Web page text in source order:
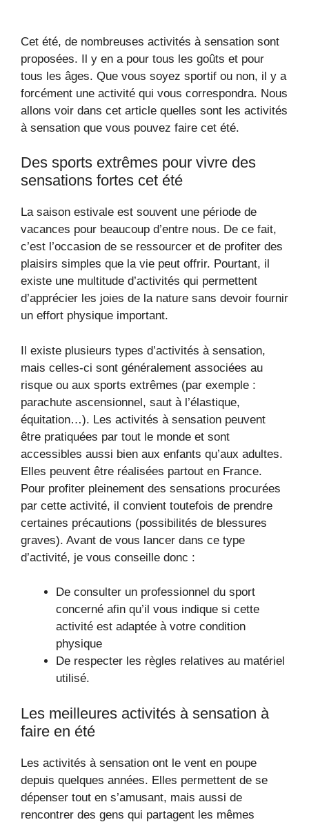
Cet été, de nombreuses activités à sensation sont
proposées. Il y en a pour tous les goûts et pour
tous les âges. Que vous soyez sportif ou non, il y a
forcément une activité qui vous correspondra. Nous
allons voir dans cet article quelles sont les activités
à sensation que vous pouvez faire cet été.
Des sports extrêmes pour vivre des
sensations fortes cet été
La saison estivale est souvent une période de
vacances pour beaucoup d’entre nous. De ce fait,
c’est l’occasion de se ressourcer et de profiter des
plaisirs simples que la vie peut offrir. Pourtant, il
existe une multitude d’activités qui permettent
d’apprécier les joies de la nature sans devoir fournir
un effort physique important.
Il existe plusieurs types d’activités à sensation,
mais celles-ci sont généralement associées au
risque ou aux sports extrêmes (par exemple :
parachute ascensionnel, saut à l’élastique,
équitation…). Les activités à sensation peuvent
être pratiquées par tout le monde et sont
accessibles aussi bien aux enfants qu’aux adultes.
Elles peuvent être réalisées partout en France.
Pour profiter pleinement des sensations procurées
par cette activité, il convient toutefois de prendre
certaines précautions (possibilités de blessures
graves). Avant de vous lancer dans ce type
d’activité, je vous conseille donc :
De consulter un professionnel du sport
concerné afin qu’il vous indique si cette
activité est adaptée à votre condition
physique
De respecter les règles relatives au matériel
utilisé.
Les meilleures activités à sensation à
faire en été
Les activités à sensation ont le vent en poupe
depuis quelques années. Elles permettent de se
dépenser tout en s’amusant, mais aussi de
rencontrer des gens qui partagent les mêmes